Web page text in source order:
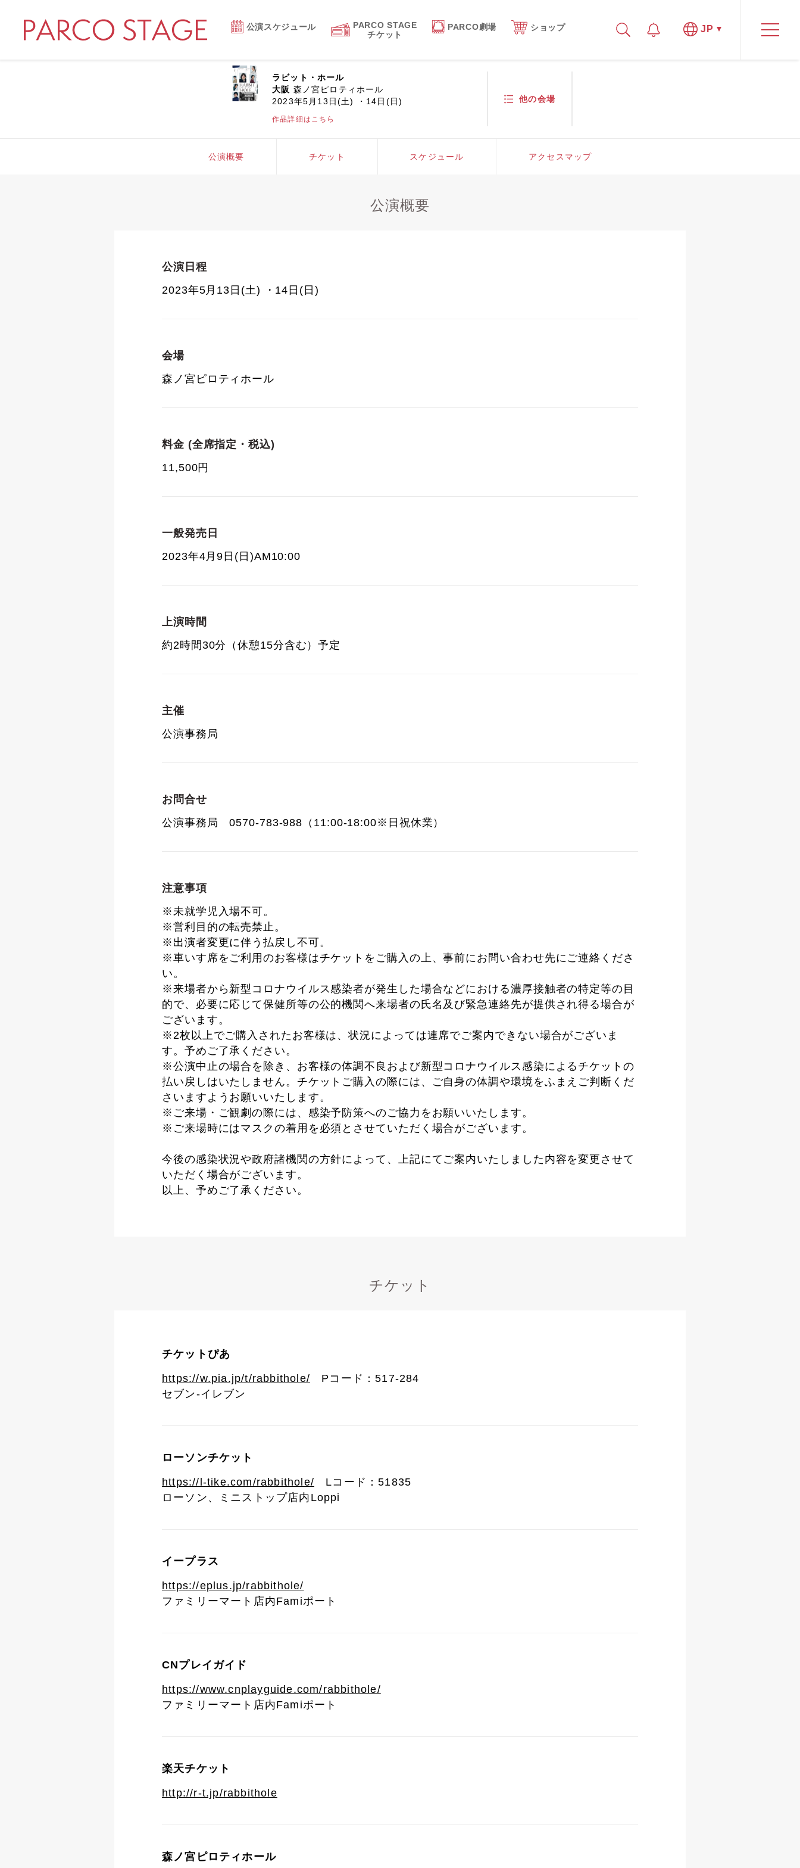
公演スケジュール
PARCO STAGE
チケット
PARCO劇場 ショップ JP
ラビット・ホール
大阪 森ノ宮ピロティホール
2023年5月13日(土) ・14日(日)
作品詳細はこちら
他の会場
公演概要 チケット スケジュール アクセスマップ
公演概要
公演日程
2023年5月13日(土) ・14日(日)
会場
森ノ宮ピロティホール
料金 (全席指定・税込)
11,500円
一般発売日
2023年4月9日(日)AM10:00
上演時間
約2時間30分（休憩15分含む）予定
主催
公演事務局
お問合せ
公演事務局 0570-783-988（11:00-18:00※日祝休業）
注意事項
※未就学児入場不可。
※営利目的の転売禁止。
※出演者変更に伴う払戻し不可。
※車いす席をご利用のお客様はチケットをご購入の上、事前にお問い合わせ先にご連絡くださ
い。
※来場者から新型コロナウイルス感染者が発生した場合などにおける濃厚接触者の特定等の目
的で、必要に応じて保健所等の公的機関へ来場者の氏名及び緊急連絡先が提供され得る場合が
ございます。
※2枚以上でご購入されたお客様は、状況によっては連席でご案内できない場合がございま
す。予めご了承ください。
※公演中止の場合を除き、お客様の体調不良および新型コロナウイルス感染によるチケットの
払い戻しはいたしません。チケットご購入の際には、ご自身の体調や環境をふまえご判断くだ
さいますようお願いいたします。
※ご来場・ご観劇の際には、感染予防策へのご協力をお願いいたします。
※ご来場時にはマスクの着用を必須とさせていただく場合がございます。
今後の感染状況や政府諸機関の方針によって、上記にてご案内いたしました内容を変更させて
いただく場合がございます。
以上、予めご了承ください。
チケット
チケットぴあ
https://w.pia.jp/t/rabbithole/ Pコード：517-284
セブン-イレブン
ローソンチケット
https://l-tike.com/rabbithole/ Lコード：51835
ローソン、ミニストップ店内Loppi
イープラス
https://eplus.jp/rabbithole/
ファミリーマート店内Famiポート
CNプレイガイド
https://www.cnplayguide.com/rabbithole/
ファミリーマート店内Famiポート
楽天チケット
http://r-t.jp/rabbithole
森ノ宮ピロティホール